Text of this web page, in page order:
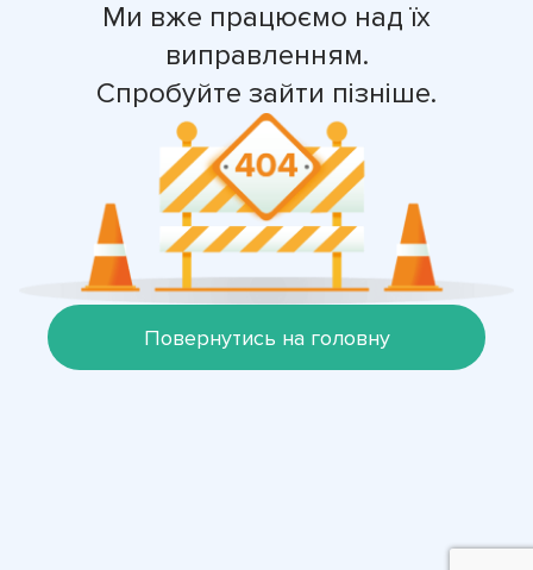
Ми вже працюємо над їх
виправленням.
Спробуйте зайти пізніше.
Повернутись на головну